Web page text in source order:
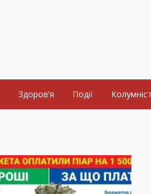
Здоров’я Події